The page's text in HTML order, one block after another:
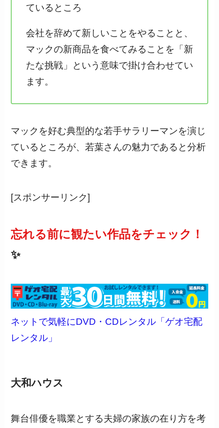
ているところ
会社を辞めて新しいことをやることと、
マックの新商品を食べてみることを「新
たな挑戦」という意味で掛け合わせてい
ます。
マックを好む典型的な若手サラリーマンを演じ
ているところが、若葉さんの魅力であると分析
できます。
[スポンサーリンク]
忘れる前に観たい作品をチェック！
✨
ネットで気軽にDVD・CDレンタル「ゲオ宅配
レンタル」
大和ハウス
舞台俳優を職業とする夫婦の家族の在り方を考